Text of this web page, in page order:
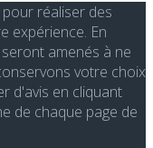
réaliser des
expérience. En
amenés à ne
votre choix
d'avis en cliquant
de chaque page de